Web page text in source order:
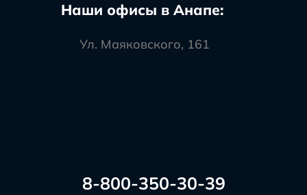
Наши офисы в Анапе:
Ул. Маяковского, 161
8-800-350-30-39